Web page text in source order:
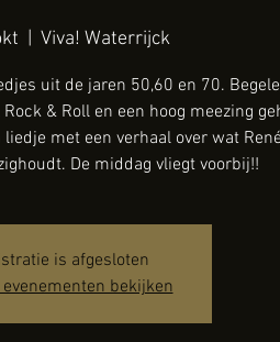
Viva! Waterrijck
uit de jaren 50,60 en 70.
& Roll en een hoog meezing
met een verhaal over wat
De middag vliegt voorbij!!
is afgesloten
bekijken